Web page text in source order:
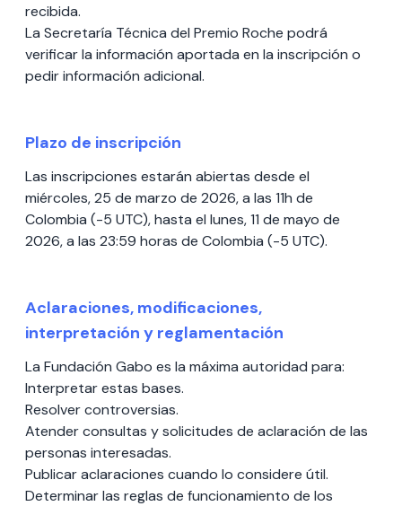
recibida.
La Secretaría Técnica del Premio Roche podrá
verificar la información aportada en la inscripción o
pedir información adicional.
Plazo de inscripción
Las inscripciones estarán abiertas desde el
miércoles, 25 de marzo de 2026, a las 11h de
Colombia (-5 UTC), hasta el lunes, 11 de mayo de
2026, a las 23:59 horas de Colombia (-5 UTC).
Aclaraciones, modificaciones,
interpretación y reglamentación
La Fundación Gabo es la máxima autoridad para:
Interpretar estas bases.
Resolver controversias.
Atender consultas y solicitudes de aclaración de las
personas interesadas.
Publicar aclaraciones cuando lo considere útil.
Determinar las reglas de funcionamiento de los